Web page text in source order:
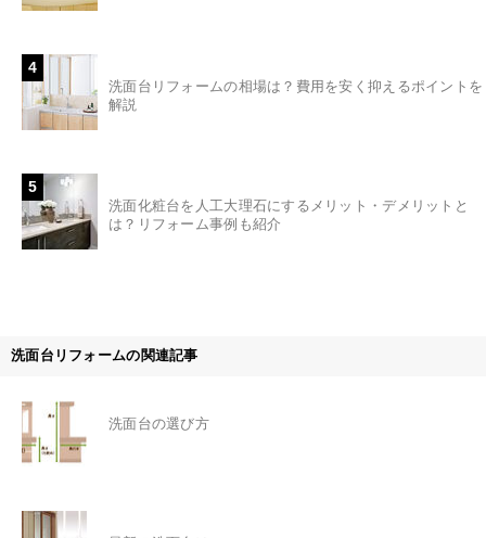
4
洗面台リフォームの相場は？費用を安く抑えるポイントを
解説
5
洗面化粧台を人工大理石にするメリット・デメリットと
は？リフォーム事例も紹介
洗面台リフォームの関連記事
洗面台の選び方